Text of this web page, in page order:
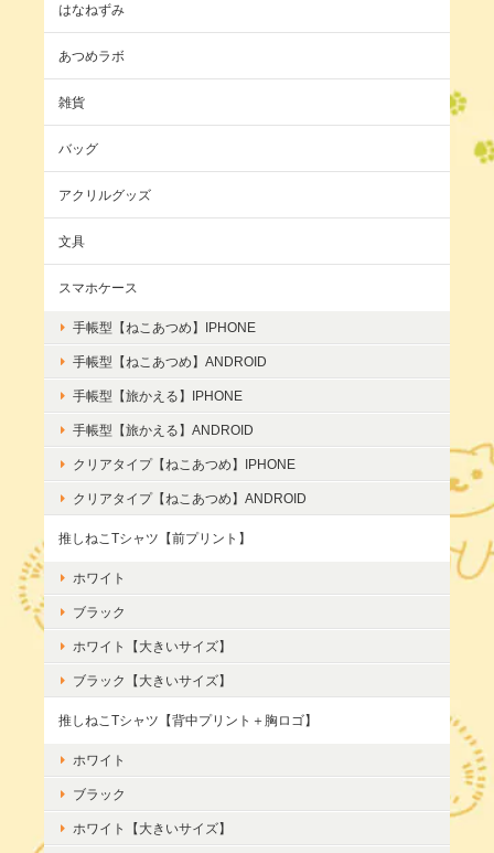
はなねずみ
あつめラボ
雑貨
バッグ
アクリルグッズ
文具
スマホケース
手帳型【ねこあつめ】IPHONE
手帳型【ねこあつめ】ANDROID
手帳型【旅かえる】IPHONE
手帳型【旅かえる】ANDROID
クリアタイプ【ねこあつめ】IPHONE
クリアタイプ【ねこあつめ】ANDROID
推しねこTシャツ【前プリント】
ホワイト
ブラック
ホワイト【大きいサイズ】
ブラック【大きいサイズ】
推しねこTシャツ【背中プリント＋胸ロゴ】
ホワイト
ブラック
ホワイト【大きいサイズ】